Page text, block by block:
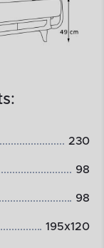
230
98
98
195x120